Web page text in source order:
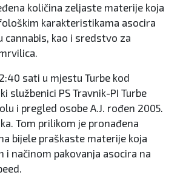
količina zeljaste materije koja
karakteristikama asocira
cannabis, kao i sredstvo za
sati u mjestu Turbe kod
službenici PS Travnik-PI Turbe
i pregled osobe A.J. rođen 2005.
Tom prilikom je pronađena
bijele praškaste materije koja
i načinom pakovanja asocira na